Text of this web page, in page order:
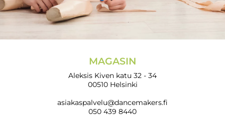
MAGASIN
Aleksis Kiven katu 32 - 34
00510 Helsinki
asiakaspalvelu@dancemakers.fi
050 439 8440